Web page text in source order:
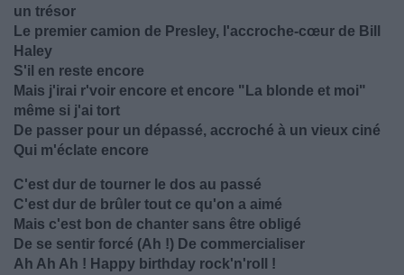
un trésor
Le premier camion de Presley, l'accroche-cœur de Bill
Haley
S'il en reste encore
Mais j'irai r'voir encore et encore "La blonde et moi"
même si j'ai tort
De passer pour un dépassé, accroché à un vieux ciné
Qui m'éclate encore
C'est dur de tourner le dos au passé
C'est dur de brûler tout ce qu'on a aimé
Mais c'est bon de chanter sans être obligé
De se sentir forcé (Ah !) De commercialiser
Ah Ah Ah ! Happy birthday rock'n'roll !